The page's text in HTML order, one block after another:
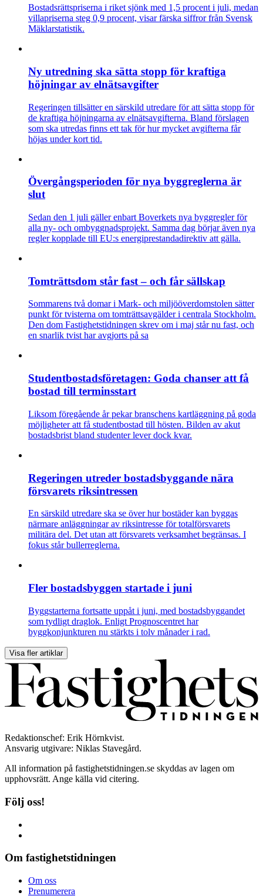
Bostadsrättspriserna i riket sjönk med 1,5 procent i juli, medan
villapriserna steg 0,9 procent, visar färska siffror från Svensk
Mäklarstatistik.
Ny utredning ska sätta stopp för kraftiga
höjningar av elnätsavgifter
Regeringen tillsätter en särskild utredare för att sätta stopp för
de kraftiga höjningarna av elnätsavgifterna. Bland förslagen
som ska utredas finns ett tak för hur mycket avgifterna får
höjas under kort tid.
Övergångsperioden för nya byggreglerna är
slut
Sedan den 1 juli gäller enbart Boverkets nya byggregler för
alla ny- och ombyggnadsprojekt. Samma dag börjar även nya
regler kopplade till EU:s energiprestandadirektiv att gälla.
Tomträttsdom står fast – och får sällskap
Sommarens två domar i Mark- och miljööverdomstolen sätter
punkt för tvisterna om tomträttsavgälder i centrala Stockholm.
Den dom Fastighetstidningen skrev om i maj står nu fast, och
en snarlik tvist har avgjorts på sa
Studentbostadsföretagen: Goda chanser att få
bostad till terminsstart
Liksom föregående år pekar branschens kartläggning på goda
möjligheter att få studentbostad till hösten. Bilden av akut
bostadsbrist bland studenter lever dock kvar.
Regeringen utreder bostadsbyggande nära
försvarets riksintressen
En särskild utredare ska se över hur bostäder kan byggas
närmare anläggningar av riksintresse för totalförsvarets
militära del. Det utan att försvarets verksamhet begränsas. I
fokus står bullerreglerna.
Fler bostadsbyggen startade i juni
Byggstarterna fortsatte uppåt i juni, med bostadsbyggandet
som tydligt draglok. Enligt Prognoscentret har
byggkonjunkturen nu stärkts i tolv månader i rad.
Visa fler artiklar
Redaktionschef: Erik Hörnkvist.
Ansvarig utgivare: Niklas Stavegård.
All information på fastighetstidningen.se skyddas av lagen om
upphovsrätt. Ange källa vid citering.
Följ oss!
Om fastighetstidningen
Om oss
Prenumerera